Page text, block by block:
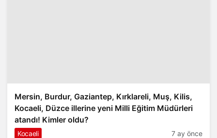
Mersin, Burdur, Gaziantep, Kırklareli, Muş, Kilis,
Kocaeli, Düzce illerine yeni Milli Eğitim Müdürleri
atandı! Kimler oldu?
Kocaeli 7 ay önce